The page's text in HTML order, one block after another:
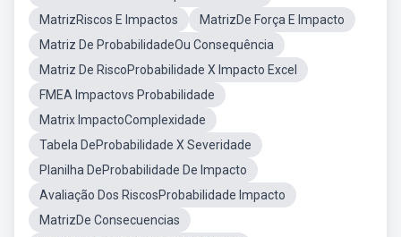
MatrizRiscos E Impactos
MatrizDe Força E Impacto
Matriz De ProbabilidadeOu Consequência
Matriz De RiscoProbabilidade X Impacto Excel
FMEA Impactovs Probabilidade
Matrix ImpactoComplexidade
Tabela DeProbabilidade X Severidade
Planilha DeProbabilidade De Impacto
Avaliação Dos RiscosProbabilidade Impacto
MatrizDe Consecuencias